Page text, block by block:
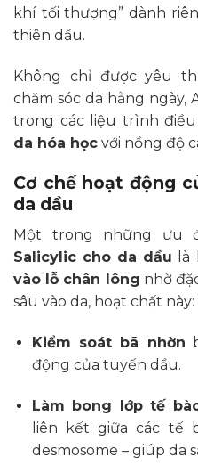
khí tối thượng” dành
thiên dầu.
Không chỉ được yêu
chăm sóc da hằng ngày,
trong các liệu trình
da hóa học với nồng độ
Cơ chế hoạt động
da dầu
Một trong những ưu
Salicylic cho da dầu là
vào lỗ chân lông nhờ
sâu vào da, hoạt chất này:
Kiểm soát bã nhờn
động của tuyến dầu.
Làm bong lớp tế
liên kết giữa các tế
desmosome – giúp da